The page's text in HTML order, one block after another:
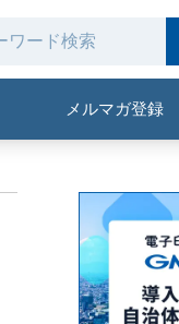
メルマガ登録